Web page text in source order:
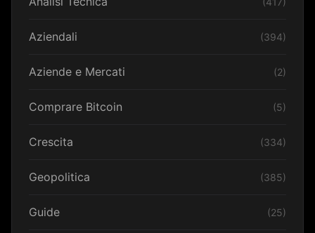
Aziendali (394)
Aziende e Mercati (2)
Comprare Bitcoin (5)
Crescita (334)
Geopolitica (385)
Guide (25)